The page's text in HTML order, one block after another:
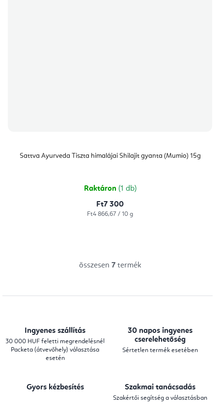
Sattva Ayurveda Tiszta himalájai Shilajit gyanta (Mumio) 15g
Raktáron (1 db)
Ft7 300
Egységár:
Ft4 866,67 / 10 g
s
y
összesen 7 termék
Ingyenes szállítás
30 000 HUF feletti megrendelésnél
Packeta (átvevőhely) választása
esetén
30 napos ingyenes
cserelehetőség
Sértetlen termék esetében
Gyors kézbesítés Szakmai tanácsadás
Szakértői segítség a választásban